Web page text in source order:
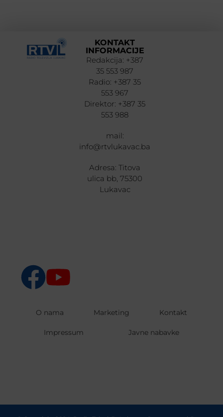
KONTAKT
INFORMACIJE
Redakcija: +387
35 553 987
Radio: +387 35
553 967
Direktor: +387 35
553 988
mail:
info@rtvlukavac.ba
Adresa: Titova
ulica bb, 75300
Lukavac
O nama Marketing Kontakt
Impressum Javne nabavke